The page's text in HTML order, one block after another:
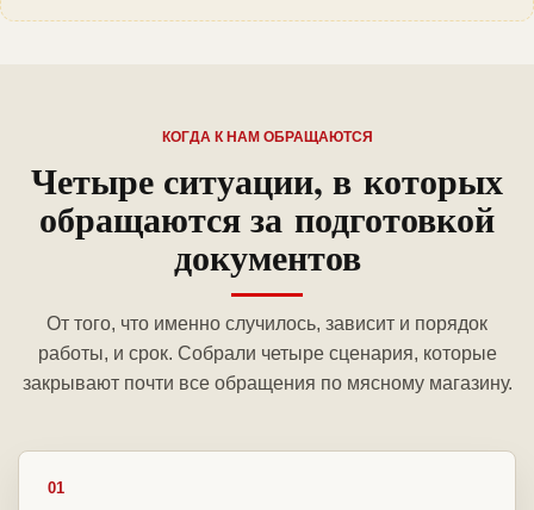
КОГДА К НАМ ОБРАЩАЮТСЯ
Четыре ситуации, в которых
обращаются за подготовкой
документов
От того, что именно случилось, зависит и порядок
работы, и срок. Собрали четыре сценария, которые
закрывают почти все обращения по мясному магазину.
01